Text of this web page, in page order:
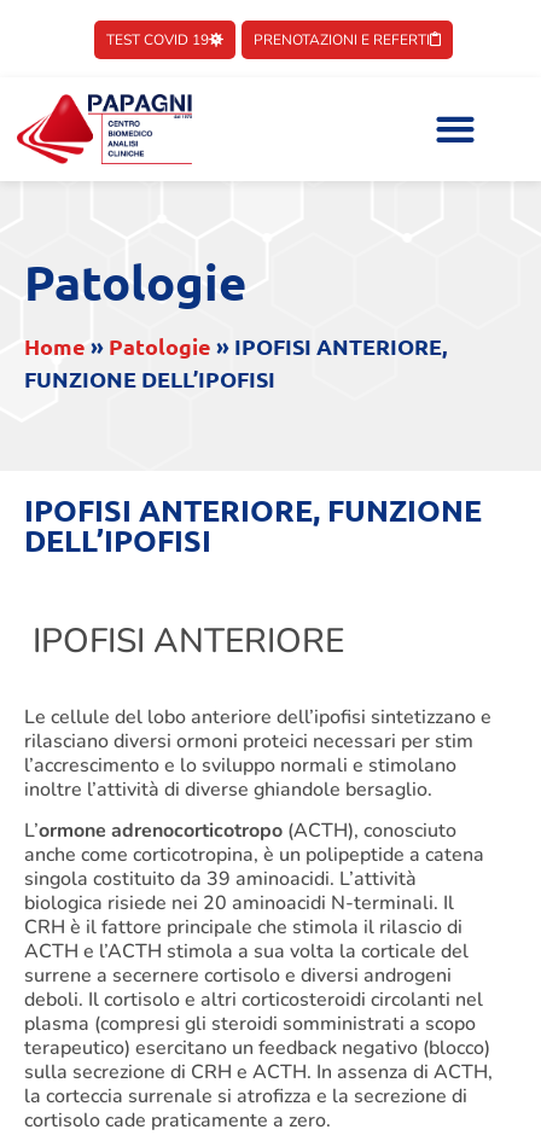
TEST COVID 19 PRENOTAZIONI E REFERTI
Patologie
Home » Patologie » IPOFISI ANTERIORE,
FUNZIONE DELL’IPOFISI
IPOFISI ANTERIORE, FUNZIONE
DELL’IPOFISI
IPOFISI ANTERIORE
Le cellule del lobo anteriore dell’ipofisi sintetizzano e
rilasciano diversi ormoni proteici necessari per stim
l’accrescimento e lo sviluppo normali e stimolano
inoltre l’attività di diverse ghiandole bersaglio.
L’ormone adrenocorticotropo (ACTH), conosciuto
anche come corticotropina, è un polipeptide a catena
singola costituito da 39 aminoacidi. L’attività
biologica risiede nei 20 aminoacidi N-terminali. Il
CRH è il fattore principale che stimola il rilascio di
ACTH e l’ACTH stimola a sua volta la corticale del
surrene a secernere cortisolo e diversi androgeni
deboli. Il cortisolo e altri corticosteroidi circolanti nel
plasma (compresi gli steroidi somministrati a scopo
terapeutico) esercitano un feedback negativo (blocco)
sulla secrezione di CRH e ACTH. In assenza di ACTH,
la corteccia surrenale si atrofizza e la secrezione di
cortisolo cade praticamente a zero.